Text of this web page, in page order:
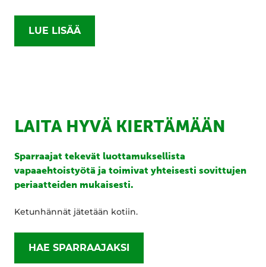
LUE LISÄÄ
LAITA HYVÄ KIERTÄMÄÄN
Sparraajat tekevät luottamuksellista
vapaaehtoistyötä ja toimivat yhteisesti sovittujen
periaatteiden mukaisesti.
Ketunhännät jätetään kotiin.
HAE SPARRAAJAKSI